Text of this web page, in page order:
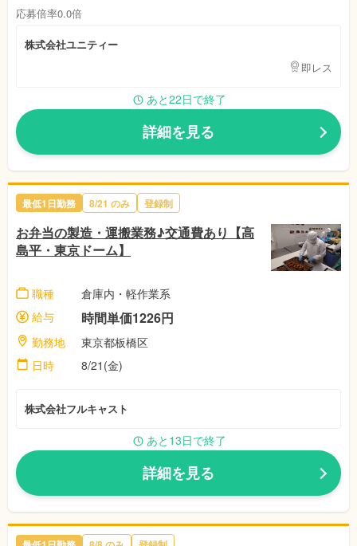
応募倍率0.0倍
株式会社ユニティー
即レス
あと22日で終了
詳細を見る
最低1日勤務 8/21 のみ 登録制
お弁当の製造・運搬業務♪交通費あり【高
島平・東京ドーム】
職種
倉庫内・軽作業系
給与
時間単価1226円
勤務地
東京都板橋区
日時
8/21(金)
株式会社フルキャスト
あと13日で終了
詳細を見る